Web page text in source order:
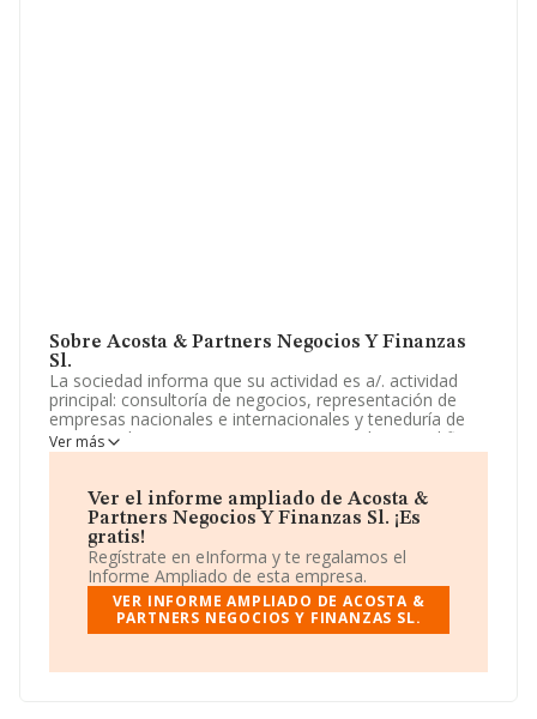
Sobre Acosta & Partners Negocios Y Finanzas
Sl.
La sociedad informa que su actividad es a/. actividad
principal: consultoría de negocios, representación de
empresas nacionales e internacionales y teneduría de
acciones de empresas y personas naturales con el fin
de administrarlas.. La sociedad está registrada como
corresponde a '%cnae%', cuyo Código es 6421. La
sociedad no tiene actividad en mercados exteriores.
La compañíaAcosta & Partners Negocios y
Finanzas S.L , con NIF B16637787, tiene su domicilio
social establecido en Paseo Illetes Cs Catala núm. 9 Ptl
3 123, (07184), Calvia, en Isles Baleares, Islas Baleares.
empresas pertenecientes al sector, a nivel nacional la
Ver más
Ver el informe ampliado de Acosta &
Partners Negocios Y Finanzas Sl. ¡Es
gratis!
Regístrate en eInforma y te regalamos el
Informe Ampliado de esta empresa.
VER INFORME AMPLIADO DE ACOSTA &
PARTNERS NEGOCIOS Y FINANZAS SL.